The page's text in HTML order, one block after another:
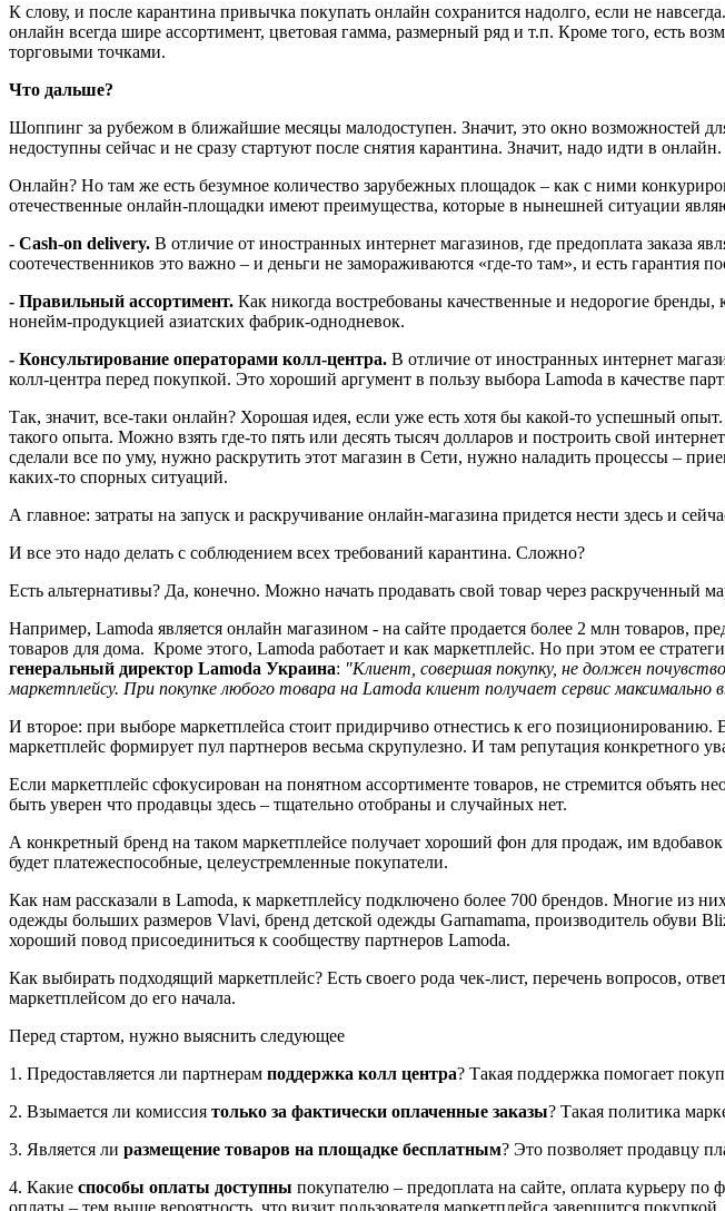
К слову, и после карантина привычка покупать онлайн сохранится надолго, если не
онлайн всегда шире ассортимент, цветовая гамма, размерный ряд и т.п. Кроме того, есть
торговыми точками.
Что дальше?
Шоппинг за рубежом в ближайшие месяцы малодоступен. Значит, это окно возможностей
недоступны сейчас и не сразу стартуют после снятия карантина. Значит, надо идти в онлайн.
Онлайн? Но там же есть безумное количество зарубежных площадок – как с ними
отечественные онлайн-площадки имеют преимущества, которые в нынешней ситуации
- Cash-on delivery. В отличие от иностранных интернет магазинов, где предоплата заказа
соотечественников это важно – и деньги не замораживаются «где-то там», и есть гарантия
- Правильный ассортимент. Как никогда востребованы качественные и недорогие
нонейм-продукцией азиатских фабрик-однодневок.
- Консультирование операторами колл-центра. В отличие от иностранных интернет
колл-центра перед покупкой. Это хороший аргумент в пользу выбора Lamoda в качестве
Так, значит, все-таки онлайн? Хорошая идея, если уже есть хотя бы какой-то успешный
такого опыта. Можно взять где-то пять или десять тысяч долларов и построить свой
сделали все по уму, нужно раскрутить этот магазин в Сети, нужно наладить процессы –
каких-то спорных ситуаций.
А главное: затраты на запуск и раскручивание онлайн-магазина придется нести здесь и
И все это надо делать с соблюдением всех требований карантина. Сложно?
Есть альтернативы? Да, конечно. Можно начать продавать свой товар через раскрученный
Например, Lamoda является онлайн магазином - на сайте продается более 2 млн товаров,
товаров для дома. Кроме этого, Lamoda работает и как маркетплейс. Но при этом ее
генеральный директор Lamoda Украина: "Клиент, совершая покупку, не должен
маркетплейсу. При покупке любого товара на Lamoda клиент получает сервис
И второе: при выборе маркетплейса стоит придирчиво отнестись к его
маркетплейс формирует пул партнеров весьма скрупулезно. И там репутация конкретного
Если маркетплейс сфокусирован на понятном ассортименте товаров, не стремится
быть уверен что продавцы здесь – тщательно отобраны и случайных нет.
А конкретный бренд на таком маркетплейсе получает хороший фон для продаж, им
будет платежеспособные, целеустремленные покупатели.
Как нам рассказали в Lamoda, к маркетплейсу подключено более 700 брендов. Многие из
одежды больших размеров Vlavi, бренд детской одежды Garnamama, производитель обуви
хороший повод присоединиться к сообществу партнеров Lamoda.
Как выбирать подходящий маркетплейс? Есть своего рода чек-лист, перечень вопросов,
маркетплейсом до его начала.
Перед стартом, нужно выяснить следующее
1. Предоставляется ли партнерам поддержка колл центра? Такая поддержка помогает
2. Взымается ли комиссия только за фактически оплаченные заказы? Такая политика
3. Является ли размещение товаров на площадке бесплатным? Это позволяет продавцу
4. Какие способы оплаты доступны покупателю – предоплата на сайте, оплата курьеру
оплаты – тем выше вероятность, что визит пользователя маркетплейса завершится покупкой.